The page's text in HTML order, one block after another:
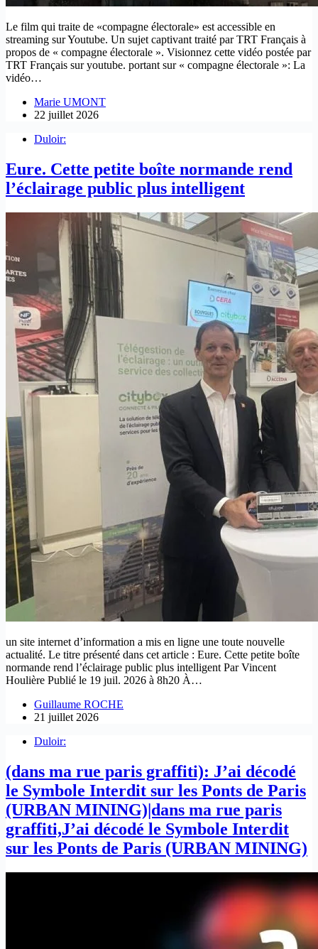
Le film qui traite de «compagne électorale» est accessible en
streaming sur Youtube. Un sujet captivant traité par TRT Français à
propos de « compagne électorale ». Visionnez cette vidéo postée par
TRT Français sur youtube. portant sur « compagne électorale »: La
vidéo…
Marie UMONT
22 juillet 2026
Duloir:
Eure. Cette petite boîte normande rend
l’éclairage public plus intelligent
un site internet d’information a mis en ligne une toute nouvelle
actualité. Le titre présenté dans cet article : Eure. Cette petite boîte
normande rend l’éclairage public plus intelligent Par Vincent
Houlière Publié le 19 juil. 2026 à 8h20 À…
Guillaume ROCHE
21 juillet 2026
Duloir:
(dans ma rue paris graffiti): J’ai décodé
le Symbole Interdit sur les Ponts de Paris
(URBAN MINING)|dans ma rue paris
graffiti,J’ai décodé le Symbole Interdit
sur les Ponts de Paris (URBAN MINING)